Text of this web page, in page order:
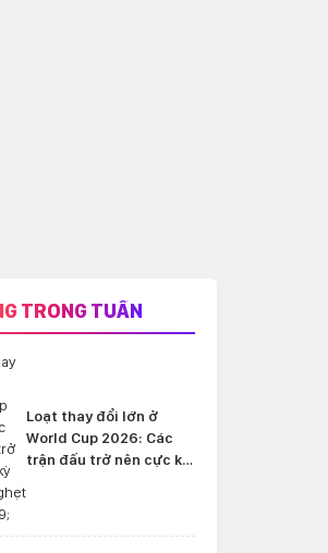
TRONG TUẦN
Loạt thay đổi lớn ở
World Cup 2026: Các
trận đấu trở nên cực kỳ